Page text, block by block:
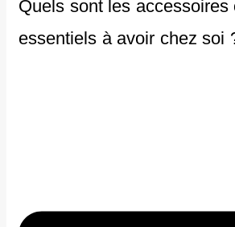
Quels sont les accessoires
essentiels à avoir chez soi